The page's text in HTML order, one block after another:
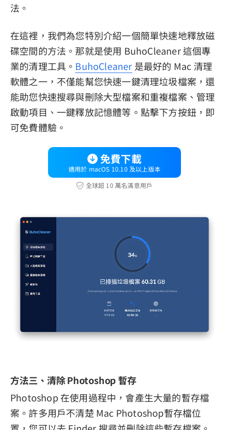
法。
在這裡，我們為您特別介紹一個簡單快速地釋放磁
碟空間的方法。那就是使用 BuhoCleaner 這個專
業的清理工具。 BuhoCleaner 是最好的 Mac 清理
軟體之一，不僅能幫您快速一鍵清理垃圾檔案，還
能助您快速搜尋與刪除大型檔案和重複檔案、管理
啟動項目、一鍵釋放記憶體等。點擊下方按鈕，即
可免費體驗。
免費下載
適用於 macOS 10.10 及以上版本
全球超 10 萬名滿意用戶
方法三、清除 Photoshop 暫存
Photoshop 在使用過程中，會產生大量的暫存檔
案。許多用戶不清楚 Mac Photoshop暫存檔位